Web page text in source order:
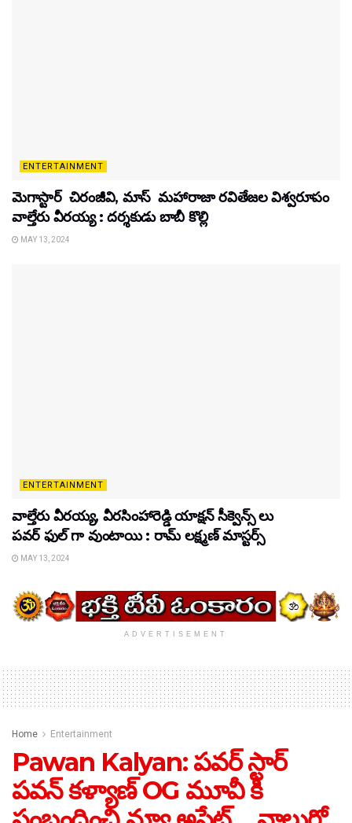
ENTERTAINMENT
మెగాస్టార్ చిరంజీవి, మాస్ మహారాజా రవితేజల విశ్వరూపం
వాల్తేరు వీరయ్య : దర్శకుడు బాబీ కొల్లి
MAY 13, 2024
ENTERTAINMENT
వాల్తేరు వీరయ్య, వీరసింహారెడ్డి యాక్షన్ సీక్వెన్స్ లు
పవర్ ఫుల్ గా వుంటాయి : రామ్ లక్ష్మణ్ మాస్టర్స్
MAY 13, 2024
ADVERTISEMENT
Home Entertainment
Pawan Kalyan: పవర్ స్టార్
పవన్ కళ్యాణ్ OG మూవీ కి